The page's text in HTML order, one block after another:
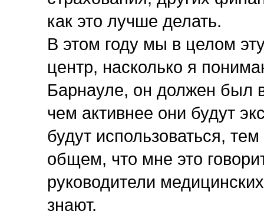
как это лучше делать.
В этом году мы в целом
центр, насколько я
Барнауле, он должен был
чем активнее они будут
будут использоваться,
общем, что мне это
руководители
знают.